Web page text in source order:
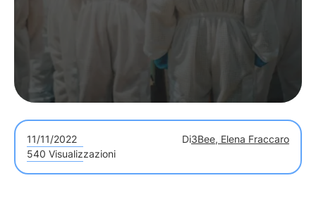
11/11/2022 Di3Bee, Elena Fraccaro
540 Visualizzazioni